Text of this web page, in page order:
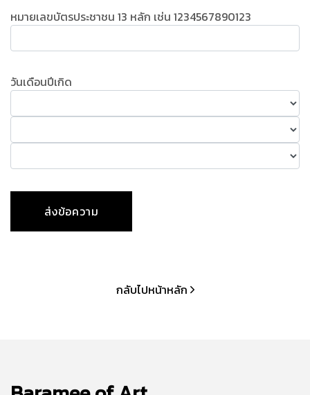
หมายเลขบัตรประชาชน 13 หลัก เช่น 1234567890123
วันเดือนปีเกิด
กลับไปหน้าหลัก